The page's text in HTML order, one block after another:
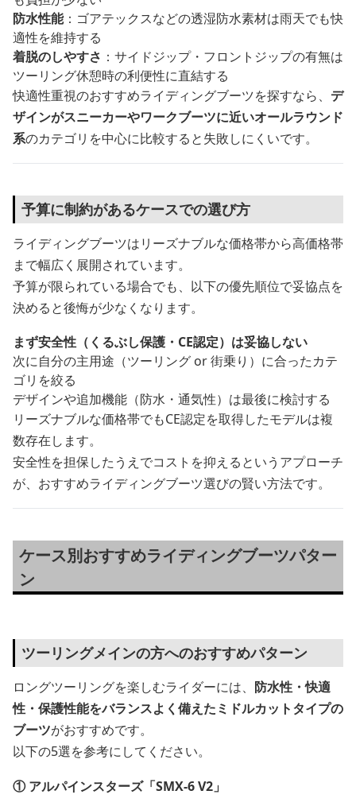
防水性能：ゴアテックスなどの透湿防水素材は雨天でも快
適性を維持する
着脱のしやすさ ：サイドジップ・フロントジップの有無は
ツーリング休憩時の利便性に直結する
快適性重視のおすすめライディングブーツを探すなら、 デ
ザインがスニーカーやワークブーツに近いオールラウンド
系のカテゴリを中心に比較すると失敗しにくいです。
予算に制約があるケースでの選び方
ライディングブーツはリーズナブルな価格帯から高価格帯
まで幅広く展開されています。
予算が限られている場合でも、以下の優先順位で妥協点を
決めると後悔が少なくなります。
まず安全性（くるぶし保護・CE認定）は妥協しない
次に自分の主用途（ツーリング or 街乗り）に合ったカテ
ゴリを絞る
デザインや追加機能（防水・通気性）は最後に検討する
リーズナブルな価格帯でもCE認定を取得したモデルは複
数存在します。
安全性を担保したうえでコストを抑えるというアプローチ
が、おすすめライディングブーツ選びの賢い方法です。
ケース別おすすめライディングブーツパター
ン
ツーリングメインの方へのおすすめパターン
ロングツーリングを楽しむライダーには、 防水性・快適
性・保護性能をバランスよく備えたミドルカットタイプの
ブーツがおすすめです。
以下の5選を参考にしてください。
① アルパインスターズ「SMX-6 V2」